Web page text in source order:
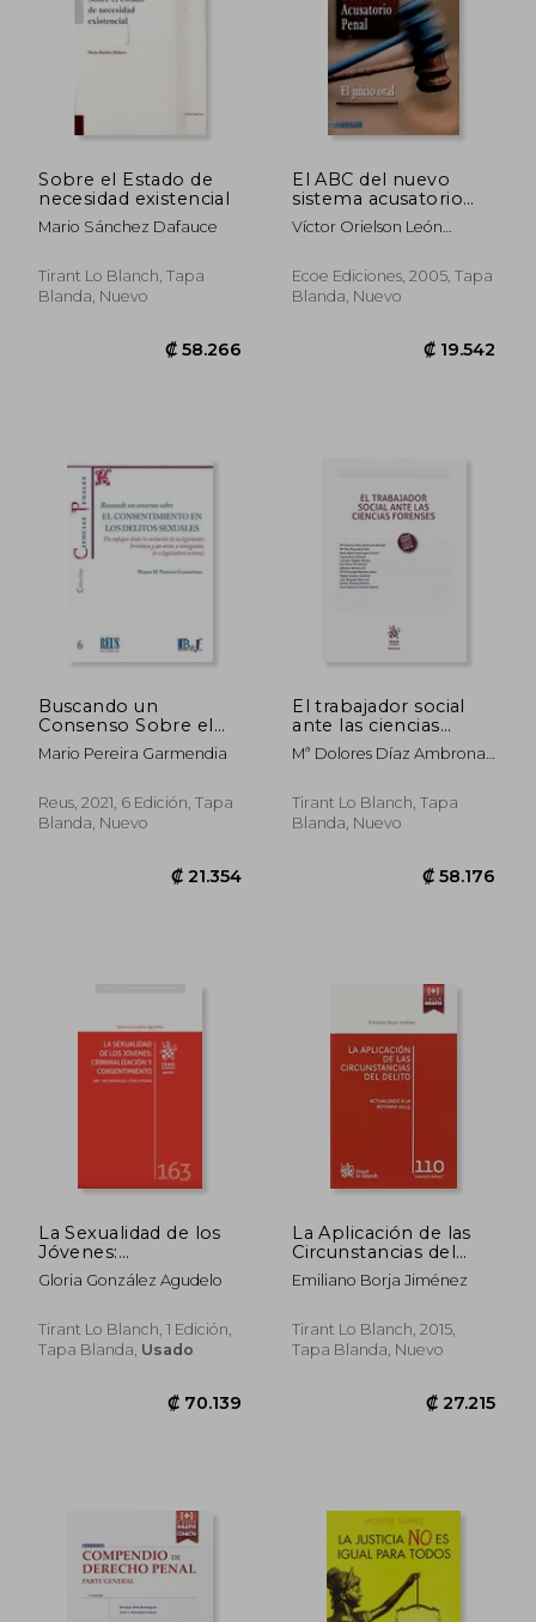
Sobre el Estado de
necesidad existencial
Mario Sánchez Dafauce
Tirant Lo Blanch, Tapa
Blanda, Nuevo
El ABC del nuevo
sistema acusatorio
penal: el juicio oral
Víctor Orielson León
Ecoe Ediciones, 2005, Tapa
Blanda, Nuevo
Buscando un
Consenso Sobre el
Consentimiento en
los Delitos Sexuales:
Evolución de la
Legislación Británica y
Legisladores Ociosos):
Mario Pereira Garmendia
Reus, 2021, 6 Edición, Tapa
Blanda, Nuevo
El trabajador social
ante las ciencias
forenses
Mª Dolores Díaz Ambrona
Tirant Lo Blanch, Tapa
Blanda, Nuevo
La Sexualidad de los
Jóvenes:
Criminalización y
Consentimiento
Gloria González Agudelo
Tirant Lo Blanch, 1 Edición,
Tapa Blanda, Usado
La Aplicación de las
Circunstancias del
Delito (Los Delitos)
Emiliano Borja Jiménez
Tirant Lo Blanch, 2015,
Tapa Blanda, Nuevo